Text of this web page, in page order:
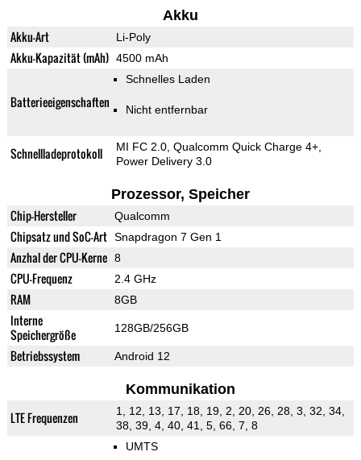
Akku
Akku-Art Li-Poly
Akku-Kapazität (mAh) 4500 mAh
Batterieeigenschaften
Schnelles Laden
Nicht entfernbar
Schnellladeprotokoll
MI FC 2.0, Qualcomm Quick Charge 4+,
Power Delivery 3.0
Prozessor, Speicher
Chip-Hersteller Qualcomm
Chipsatz und SoC-Art Snapdragon 7 Gen 1
Anzhal der CPU-Kerne 8
CPU-Frequenz 2.4 GHz
RAM 8GB
Interne
Speichergröße
128GB/256GB
Betriebssystem Android 12
Kommunikation
LTE Frequenzen
1, 12, 13, 17, 18, 19, 2, 20, 26, 28, 3, 32, 34,
38, 39, 4, 40, 41, 5, 66, 7, 8
UMTS